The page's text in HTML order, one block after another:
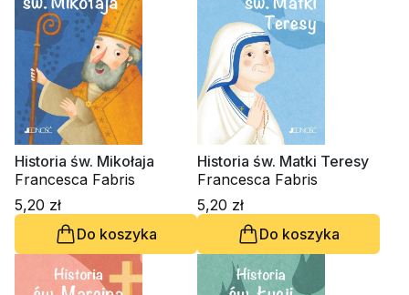
Historia św. Mikołaja
Francesca Fabris
5,20 zł
Do koszyka
Historia św. Matki Teresy
Francesca Fabris
5,20 zł
Do koszyka